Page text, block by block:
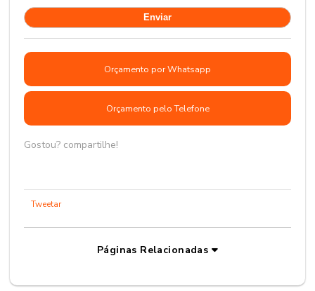
Orçamento por Whatsapp
Orçamento pelo Telefone
Gostou? compartilhe!
Tweetar
Páginas Relacionadas